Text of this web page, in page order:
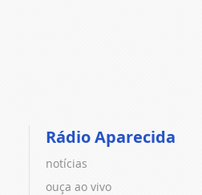
Rádio Aparecida
notícias
ouça ao vivo